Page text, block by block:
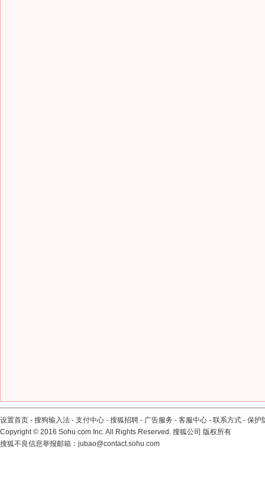
设置首页 - 搜狗输入法 - 支付中心 - 搜狐招聘 - 广告服务 - 客服中心 - 联系方式 - 保护
Copyright© 2016 Sohu.com Inc. All Rights Reserved. 搜狐公司 版权所有
搜狐不良信息举报邮箱： jubao@contact.sohu.com